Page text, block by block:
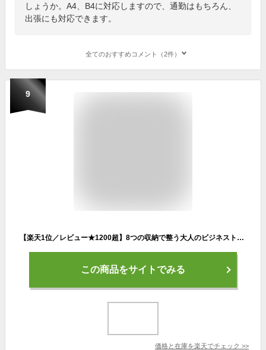
しょうか。A4、B4に対応しますので、通勤はもちろん、
出張にも対応できます。
全てのおすすめコメント（2件）
9
【楽天1位／レビュー★1200超】8つの収納で整う大人のビジネストート ビジネスバッグ レディース トートバッグ a4 通勤 軽量 肩掛け 通勤バッグ お仕事バッグ ブランド 軽い 営業 ノートpc 実用的 ファスナー付き 横 リクルートバッグ 大学生 通学 仕切り 大容量
この商品をサイトでみる
価格と在庫を楽天でチェック >>